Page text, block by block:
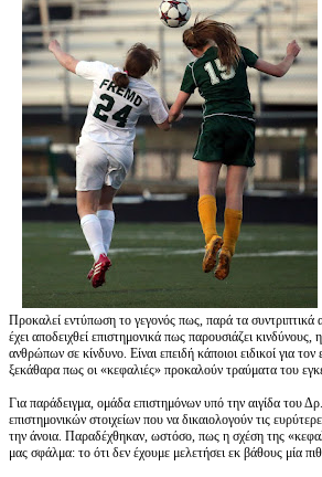
Προκαλεί εντύπωση το γεγονός πως, παρά τα συντριπτικά
έχει αποδειχθεί επιστημονικά πως παρουσιάζει
ανθρώπων σε κίνδυνο. Είναι επειδή κάποιοι ειδικοί για
ξεκάθαρα πως οι «κεφαλιές» προκαλούν τραύματα του
Για παράδειγμα, ομάδα επιστημόνων υπό την αιγίδα του
επιστημονικών στοιχείων που να δικαιολογούν τις
την άνοια. Παραδέχθηκαν, ωστόσο, πως η σχέση της
μας σφάλμα: το ότι δεν έχουμε μελετήσει εκ βάθους μία